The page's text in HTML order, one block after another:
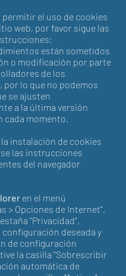
permitir el uso de cookies
web, por favor sigue las
están sometidos
o modificación por parte
de los
por lo que no podemos
se ajusten
a la última versión
cada momento.
instalación de cookies
las instrucciones
del navegador
en el menú
> Opciones de Internet",
"Privacidad",
configuración deseada y
de configuración
la casilla "Sobrescribir
automática de